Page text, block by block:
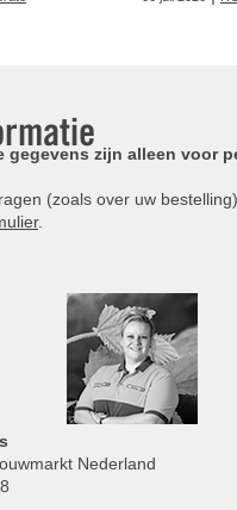
gegevens zijn alleen voor
(zoals over uw
.
Nederland